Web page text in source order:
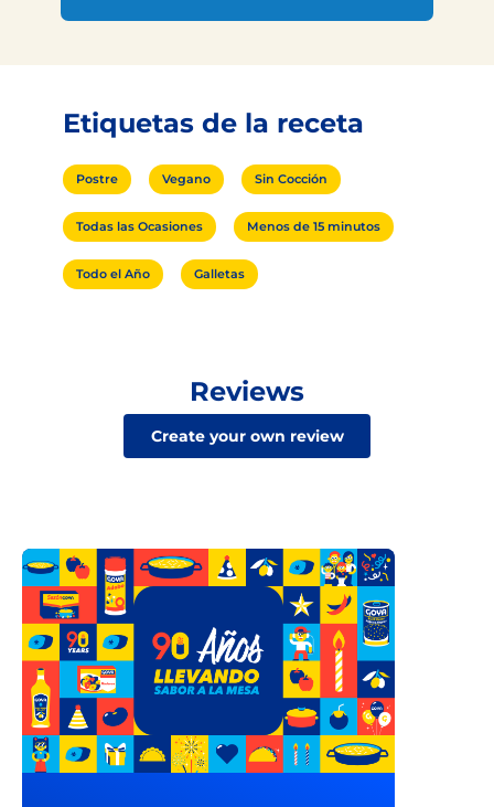
Etiquetas de la receta
Postre Vegano Sin Cocción
Todas las Ocasiones Menos de 15 minutos
Todo el Año Galletas
Reviews
Create your own review